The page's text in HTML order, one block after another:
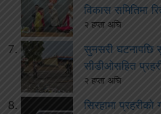
विकास समितिमा
२ हप्ता अघि
सुनसरी घटनापछि
सीडीओसहित
२ हप्ता अघि
सिरहामा